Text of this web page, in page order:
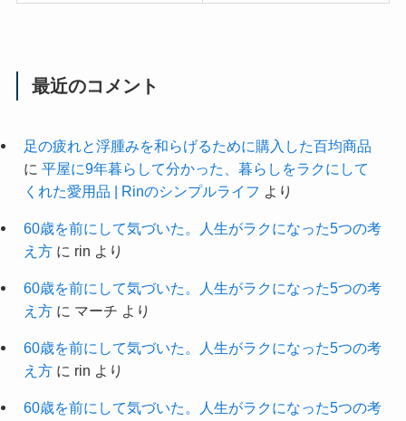
最近のコメント
足の疲れと浮腫みを和らげるために購入した百均商品
に 平屋に9年暮らして分かった、暮らしをラクにして
くれた愛用品 | Rinのシンプルライフ より
60歳を前にして気づいた。人生がラクになった5つの考
え方に rin より
60歳を前にして気づいた。人生がラクになった5つの考
え方に マーチ より
60歳を前にして気づいた。人生がラクになった5つの考
え方に rin より
60歳を前にして気づいた。人生がラクになった5つの考